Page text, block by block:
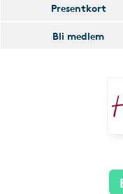
Presentkort
Bli medlem